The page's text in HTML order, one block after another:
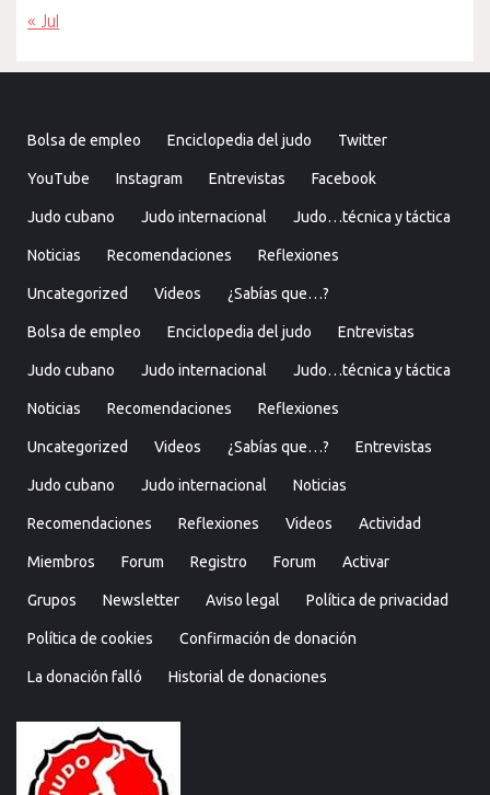
« Jul
Bolsa de empleo Enciclopedia del judo Twitter
YouTube Instagram Entrevistas Facebook
Judo cubano Judo internacional Judo…técnica y táctica
Noticias Recomendaciones Reflexiones
Uncategorized Videos ¿Sabías que…?
Bolsa de empleo Enciclopedia del judo Entrevistas
Judo cubano Judo internacional Judo…técnica y táctica
Noticias Recomendaciones Reflexiones
Uncategorized Videos ¿Sabías que…? Entrevistas
Judo cubano Judo internacional Noticias
Recomendaciones Reflexiones Videos Actividad
Miembros Forum Registro Forum Activar
Grupos Newsletter Aviso legal Política de privacidad
Política de cookies Confirmación de donación
La donación falló Historial de donaciones